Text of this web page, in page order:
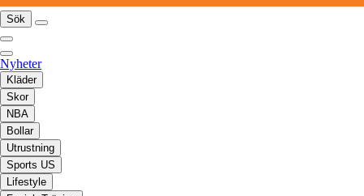
Sök
Nyheter
Kläder
Skor
NBA
Bollar
Utrustning
Sports US
Lifestyle